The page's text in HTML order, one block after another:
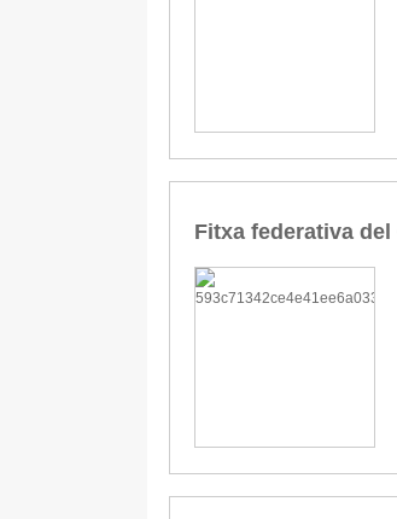
Fitxa federativa del